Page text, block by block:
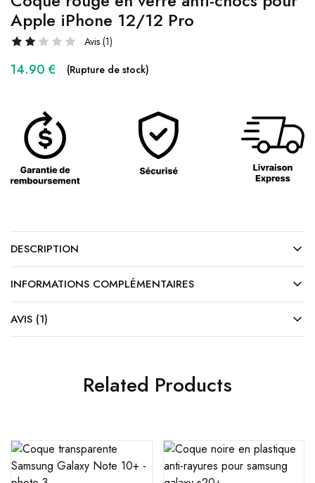
Apple iPhone 12/12 Pro
Avis (1)
14.90 € (Rupture de stock)
DESCRIPTION
INFORMATIONS COMPLÉMENTAIRES
AVIS (1)
Related Products